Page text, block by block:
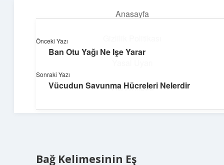
Anasayfa
Hakkımızda
Neşeli Fikir Köşesi
Hayatına neşe katan kısa hikayeler!
Bağ Kelimesinin Eş
Önceki Yazı
Ban Otu Yağı Ne Işe Yarar
Sonraki Yazı
Vücudun Savunma Hücreleri Nelerdir